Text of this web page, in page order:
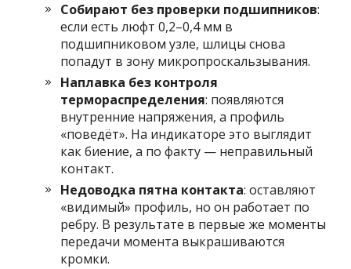
Собирают без проверки подшипников:
если есть люфт 0,2–0,4 мм в
подшипниковом узле, шлицы снова
попадут в зону микропроскальзывания.
Наплавка без контроля
термораспределения: появляются
внутренние напряжения, а профиль
«поведёт». На индикаторе это выглядит
как биение, а по факту — неправильный
контакт.
Недоводка пятна контакта: оставляют
«видимый» профиль, но он работает по
ребру. В результате в первые же моменты
передачи момента выкрашиваются
кромки.